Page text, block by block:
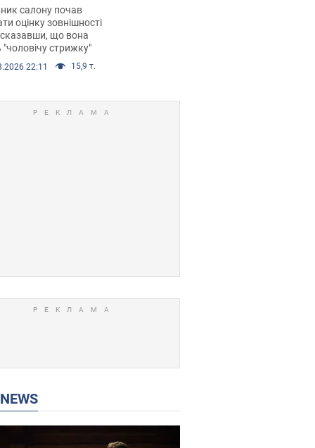
скандал.
салону почав
оцінку зовнішності
що вона
"чоловічу стрижку"
22:11 15,9 т.
NEWS